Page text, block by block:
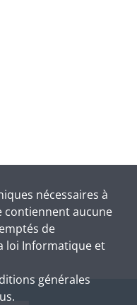
nécessaires à
contiennent aucune
de
loi Informatique et
générales